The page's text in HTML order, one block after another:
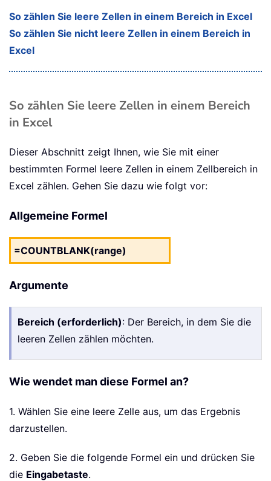
So zählen Sie leere Zellen in einem Bereich in Excel
So zählen Sie nicht leere Zellen in einem Bereich in
Excel
So zählen Sie leere Zellen in einem Bereich
in Excel
Dieser Abschnitt zeigt Ihnen, wie Sie mit einer
bestimmten Formel leere Zellen in einem Zellbereich in
Excel zählen. Gehen Sie dazu wie folgt vor:
Allgemeine Formel
=COUNTBLANK(range)
Argumente
Bereich (erforderlich): Der Bereich, in dem Sie die
leeren Zellen zählen möchten.
Wie wendet man diese Formel an?
1. Wählen Sie eine leere Zelle aus, um das Ergebnis
darzustellen.
2. Geben Sie die folgende Formel ein und drücken Sie
die Eingabetaste.